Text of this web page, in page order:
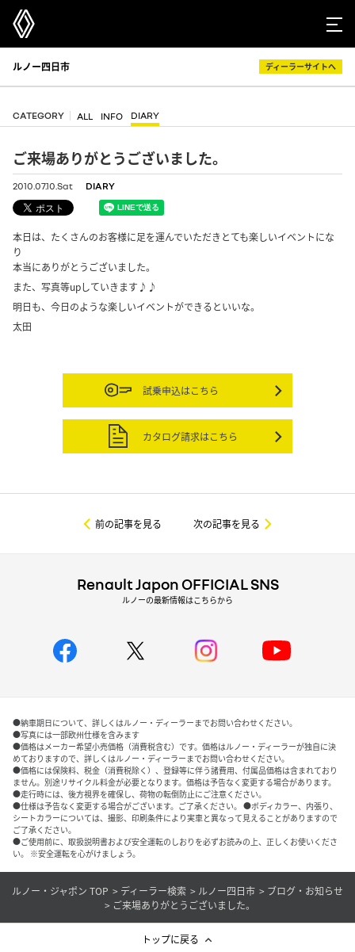
ルノー四日市 ディーラーサイトへ
CATEGORY ALL INFO DIARY
ご来場ありがとうございました。
2010.07.10.Sat DIARY
本日は、たくさんのお客様に足を運んでいただきとても楽しいイベントにな
り
本当にありがとうございました。
また、写真等upしていきます♪♪
明日も、今日のような楽しいイベントができるといいな。
太田
試乗申込はこちら
カタログ請求はこちら
前の記事を見る 次の記事を見る
Renault Japon OFFICIAL SNS
ルノーの最新情報はこちらから
●納車期日について、詳しくはルノー・ディーラーまでお問い合わせください。
●写真には一部欧州仕様を含みます
●価格はメーカー希望小売価格（消費税含む）です。価格はルノー・ディーラーが独自に決
めておりますので、詳しくはルノー・ディーラーまでお問い合わせください。
●価格には保険料、税金（消費税除く）、登録等に伴う諸費用、付属品価格は含まれており
ません。別途リサイクル料金が必要となります。価格は予告なく変更する場合があります。
●走行時には、後方視界を確保し、荷物の転倒防止にご注意ください。
●仕様は予告なく変更する場合がございます。ご了承ください。 ●ボディカラー、内張り、
シートカラーについては、撮影、印刷条件により実車と異なって見えることがありますので
ご了承ください。
●ご使用前に、取扱説明書および安全運転のしおりを必ずお読みの上、正しくお使いくださ
い。 ※安全運転を心がけましょう。
ルノー・ジャポン TOP ディーラー検索 ルノー四日市
ブログ・お知らせ
ご来場ありがとうございました。
トップに戻る